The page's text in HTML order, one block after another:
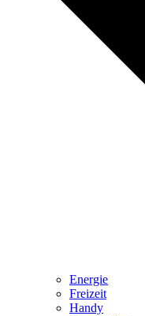
Energie
Freizeit
Handy